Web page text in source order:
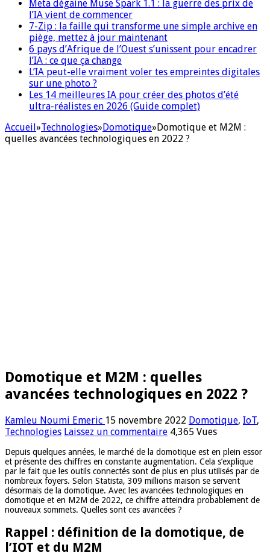
Meta dégaine Muse Spark 1.1 : la guerre des prix de
l’IA vient de commencer
7-Zip : la faille qui transforme une simple archive en
piège, mettez à jour maintenant
6 pays d’Afrique de l’Ouest s’unissent pour encadrer
l’IA : ce que ça change
L’IA peut-elle vraiment voler tes empreintes digitales
sur une photo ?
Les 14 meilleures IA pour créer des photos d’été
ultra-réalistes en 2026 (Guide complet)
Accueil»Technologies»Domotique»Domotique et M2M :
quelles avancées technologiques en 2022 ?
Domotique et M2M : quelles
avancées technologiques en 2022 ?
Kamleu Noumi Emeric 15 novembre 2022 Domotique, IoT,
Technologies Laissez un commentaire 4,365 Vues
Depuis quelques années, le marché de la domotique est en plein essor
et présente des chiffres en constante augmentation. Cela s’explique
par le fait que les outils connectés sont de plus en plus utilisés par de
nombreux foyers. Selon Statista, 309 millions maison se servent
désormais de la domotique. Avec les avancées technologiques en
domotique et en M2M de 2022, ce chiffre atteindra probablement de
nouveaux sommets. Quelles sont ces avancées ?
Rappel : définition de la domotique, de
l’IOT et du M2M